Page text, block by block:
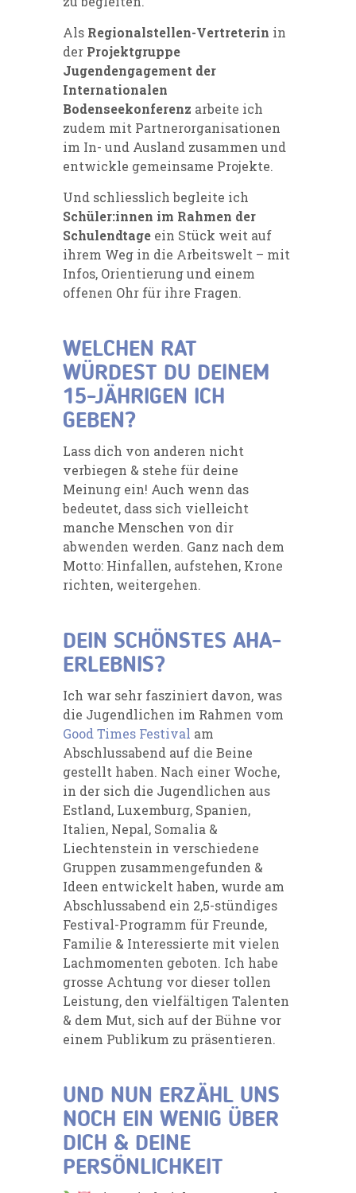
Als Regionalstellen-Vertreterin in
der Projektgruppe
Jugendengagement der
Internationalen
Bodenseekonferenz arbeite ich
zudem mit Partnerorganisationen
im In- und Ausland zusammen und
entwickle gemeinsame Projekte.
Und schliesslich begleite ich
Schüler:innen im Rahmen der
Schulendtage ein Stück weit auf
ihrem Weg in die Arbeitswelt – mit
Infos, Orientierung und einem
offenen Ohr für ihre Fragen.
WELCHEN RAT
WÜRDEST DU DEINEM
15-JÄHRIGEN ICH
GEBEN?
Lass dich von anderen nicht
verbiegen & stehe für deine
Meinung ein! Auch wenn das
bedeutet, dass sich vielleicht
manche Menschen von dir
abwenden werden. Ganz nach dem
Motto: Hinfallen, aufstehen, Krone
richten, weitergehen.
DEIN SCHÖNSTES AHA-
ERLEBNIS?
Ich war sehr fasziniert davon, was
die Jugendlichen im Rahmen vom
Good Times Festival am
Abschlussabend auf die Beine
gestellt haben. Nach einer Woche,
in der sich die Jugendlichen aus
Estland, Luxemburg, Spanien,
Italien, Nepal, Somalia &
Liechtenstein in verschiedene
Gruppen zusammengefunden &
Ideen entwickelt haben, wurde am
Abschlussabend ein 2,5-stündiges
Festival-Programm für Freunde,
Familie & Interessierte mit vielen
Lachmomenten geboten. Ich habe
grosse Achtung vor dieser tollen
Leistung, den vielfältigen Talenten
& dem Mut, sich auf der Bühne vor
einem Publikum zu präsentieren.
UND NUN ERZÄHL UNS
NOCH EIN WENIG ÜBER
DICH & DEINE
PERSÖNLICHKEIT